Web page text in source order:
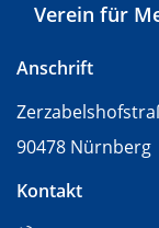
Anschrift
90478 Nürnberg
Kontakt
Verein für